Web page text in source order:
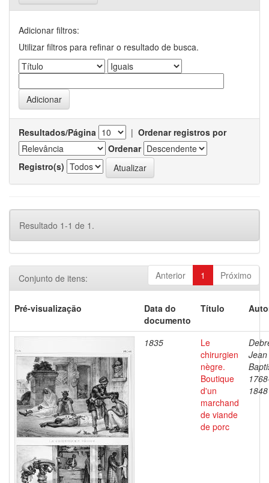
Adicionar filtros:
Utilizar filtros para refinar o resultado de busca.
Resultados/Página | Ordenar registros por
Ordenar
Registro(s)
Resultado 1-1 de 1.
Anterior 1 Próximo
Conjunto de itens:
Pré-visualização
Data do
documento
Título
1835
Le
chirurgien
nègre.
Boutique
d'un
marchand
de viande
de porc
Jean
1848